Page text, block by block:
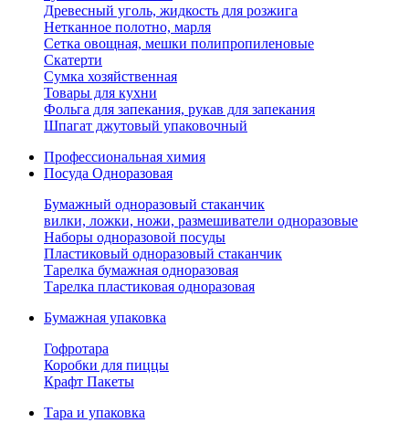
Древесный уголь, жидкость для розжига
Нетканное полотно, марля
Сетка овощная, мешки полипропиленовые
Скатерти
Сумка хозяйственная
Товары для кухни
Фольга для запекания, рукав для запекания
Шпагат джутовый упаковочный
Профессиональная химия
Посуда Одноразовая
Бумажный одноразовый стаканчик
вилки, ложки, ножи, размешиватели одноразовые
Наборы одноразовой посуды
Пластиковый одноразовый стаканчик
Тарелка бумажная одноразовая
Тарелка пластиковая одноразовая
Бумажная упаковка
Гофротара
Коробки для пиццы
Крафт Пакеты
Тара и упаковка